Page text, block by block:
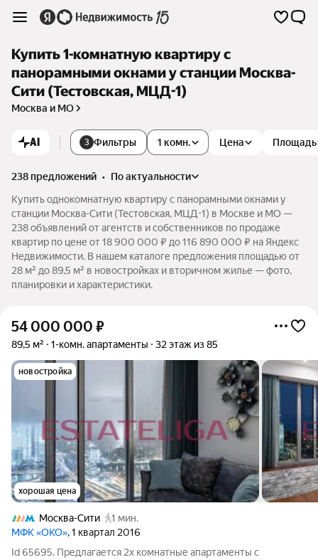
Купить 1-комнатную квартиру с
панорамными окнами у станции Москва-
Сити (Тестовская, МЦД-1)
Москва и МО
AI 3 Фильтры 1 комн. Цена Площадь
238 предложений •
по актуальности
Купить однокомнатную квартиру с панорамными окнами у
станции Москва-Сити (Тестовская, МЦД-1) в Москве и МО —
238 объявлений от агентств и собственников по продаже
квартир по цене от 18 900 000 ₽ до 116 890 000 ₽ на Яндекс
Недвижимости. В нашем каталоге предложения площадью от
28 м² до 89,5 м² в новостройках и вторичном жилье — фото,
планировки и характеристики.
54 000 000 ₽
89,5 м² 1-комн. апартаменты 32 этаж из 85
новостройка
хорошая цена
Москва-Сити
1 мин.
МФК «ОКО», 1 квартал 2016
Id 65695. Предлагается 2х комнатные апартаменты с